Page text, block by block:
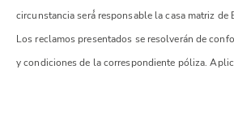
circunstancia será́ responsable la casa matriz de
Los reclamos presentados se resolverán de
y condiciones de la correspondiente póliza.